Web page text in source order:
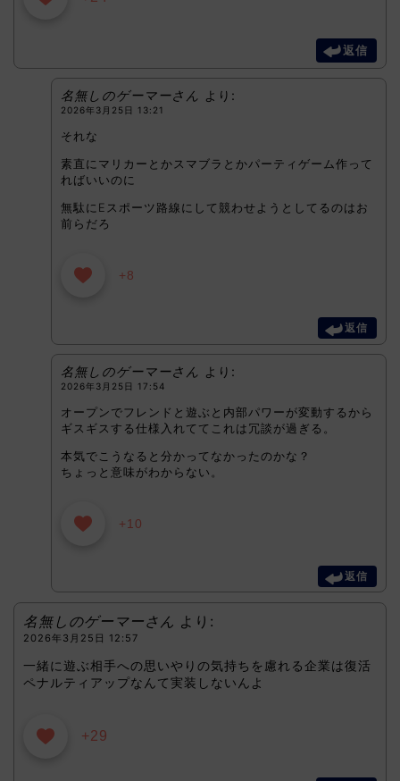
返信
名無しのゲーマーさん より:
2026年3月25日 13:21
それな
素直にマリカーとかスマブラとかパーティゲーム作って
ればいいのに
無駄にEスポーツ路線にして競わせようとしてるのはお
前らだろ
+8
返信
名無しのゲーマーさん より:
2026年3月25日 17:54
オープンでフレンドと遊ぶと内部パワーが変動するから
ギスギスする仕様入れててこれは冗談が過ぎる。
本気でこうなると分かってなかったのかな？
ちょっと意味がわからない。
+10
返信
名無しのゲーマーさん より:
2026年3月25日 12:57
一緒に遊ぶ相手への思いやりの気持ちを慮れる企業は復活
ペナルティアップなんて実装しないんよ
+29